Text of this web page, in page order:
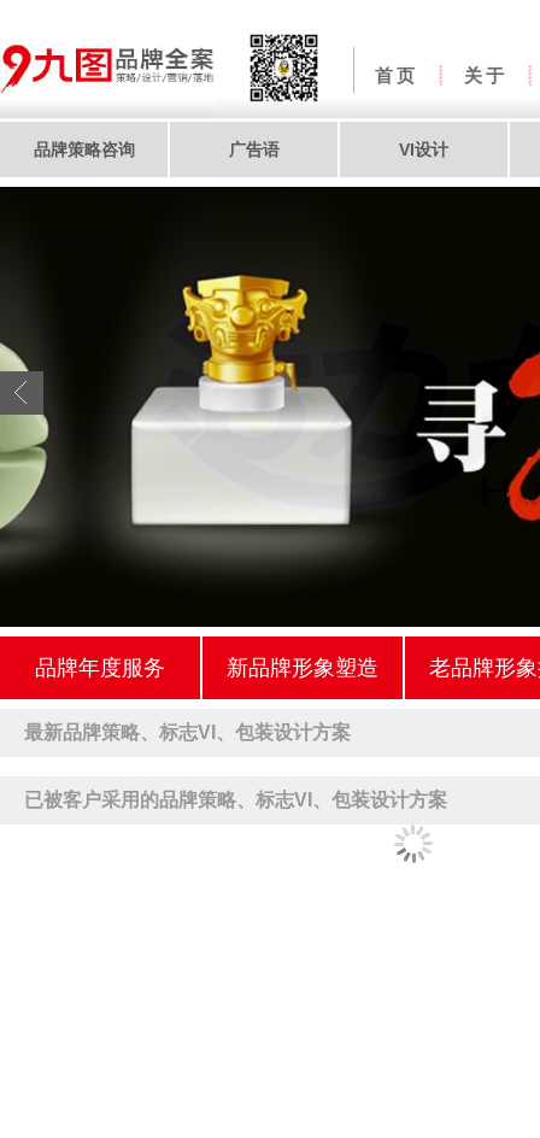
首页 关于
品牌策略咨询 广告语 VI设计
品牌年度服务 新品牌形象塑造 老品牌形
最新品牌策略、标志VI、包装设计方案
已被客户采用的品牌策略、标志VI、包装设计方案